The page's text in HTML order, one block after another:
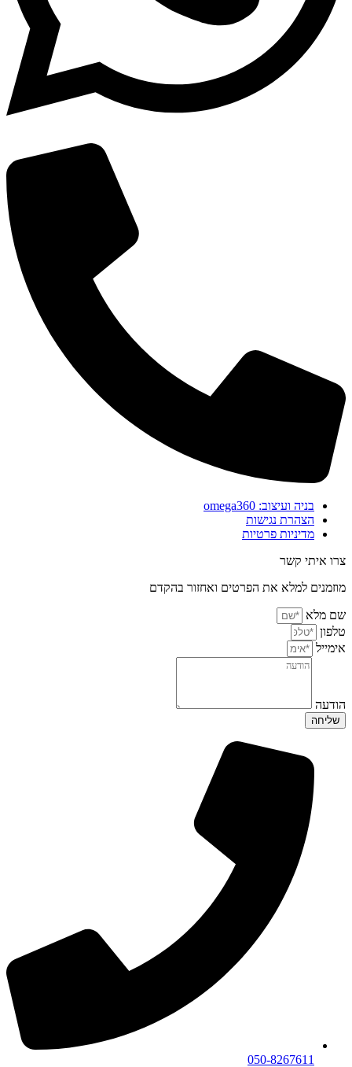
בניה ועיצוב: omega360
הצהרת נגישות
מדיניות פרטיות
צרו איתי קשר
מוזמנים למלא את הפרטים ואחזור בהקדם
שם מלא
טלפון
אימייל
הודעה
שליחה
050-8267611